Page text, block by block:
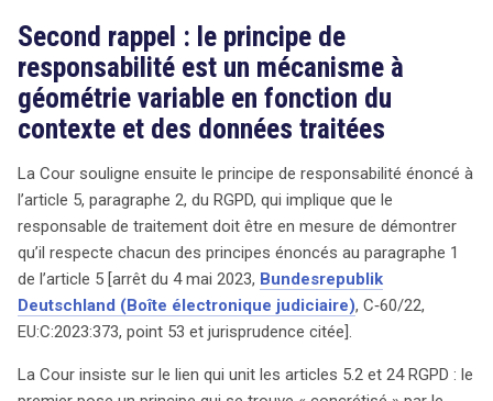
Second rappel : le principe de
responsabilité est un mécanisme à
géométrie variable en fonction du
contexte et des données traitées
La Cour souligne ensuite le principe de responsabilité énoncé à
l’article 5, paragraphe 2, du RGPD, qui implique que le
responsable de traitement doit être en mesure de démontrer
qu’il respecte chacun des principes énoncés au paragraphe 1
de l’article 5 [arrêt du 4 mai 2023, Bundesrepublik
Deutschland (Boîte électronique judiciaire), C‑60/22,
EU:C:2023:373, point 53 et jurisprudence citée].
La Cour insiste sur le lien qui unit les articles 5.2 et 24 RGPD : le